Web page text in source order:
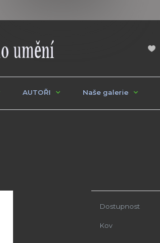
AUTOŘI Naše galerie
Dostupnost
Kov